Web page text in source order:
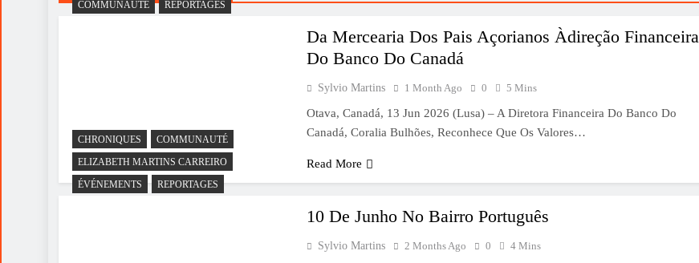
COMMUNAUTÉ REPORTAGES
Da Mercearia Dos Pais Açorianos Àdireção Financeira
Do Banco Do Canadá
Sylvio Martins 1 Month Ago 0 5 Mins
Otava, Canadá, 13 Jun 2026 (Lusa) – A Diretora Financeira Do Banco Do
Canadá, Coralia Bulhões, Reconhece Que Os Valores…
Read More
CHRONIQUES
COMMUNAUTÉ
ELIZABETH MARTINS CARREIRO
ÉVÉNEMENTS
REPORTAGES
10 De Junho No Bairro Português
Sylvio Martins 2 Months Ago 0 4 Mins